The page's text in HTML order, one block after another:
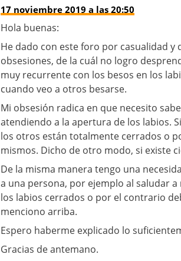
17 noviembre 2019 a las 20:50
Hola buenas:
He dado con este foro por casualidad
obsesiones, de la cuál no logro
muy recurrente con los besos en los
cuando veo a otros besarse.
Mi obsesión radica en que necesito
atendiendo a la apertura de los labios.
los otros están totalmente cerrados o
mismos. Dicho de otro modo, si existe
De la misma manera tengo una
a una persona, por ejemplo al saludar
los labios cerrados o por el contrario
menciono arriba.
Espero haberme explicado lo
Gracias de antemano.